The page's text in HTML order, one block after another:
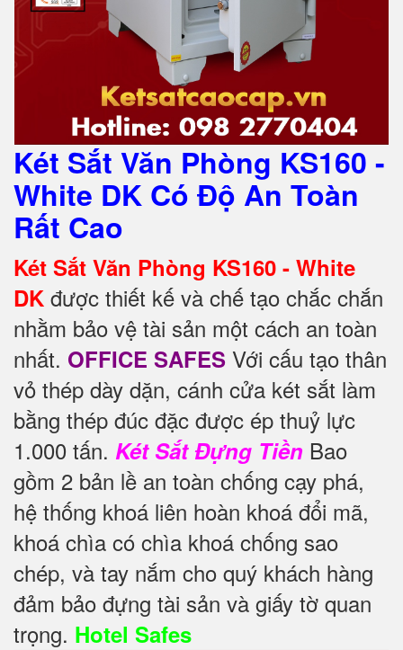
Két Sắt Văn Phòng KS160 -
White DK Có Độ An Toàn
Rất Cao
Két Sắt Văn Phòng KS160 - White
DK được thiết kế và chế tạo chắc chắn
nhằm bảo vệ tài sản một cách an toàn
nhất. OFFICE SAFES Với cấu tạo thân
vỏ thép dày dặn, cánh cửa két sắt làm
bằng thép đúc đặc được ép thuỷ lực
1.000 tấn. Két Sắt Đựng Tiền Bao
gồm 2 bản lề an toàn chống cạy phá,
hệ thống khoá liên hoàn khoá đổi mã,
khoá chìa có chìa khoá chống sao
chép, và tay nắm cho quý khách hàng
đảm bảo đựng tài sản và giấy tờ quan
trọng. Hotel Safes